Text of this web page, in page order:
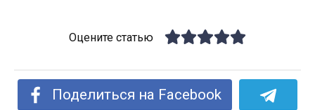
Оцените статью
Поделиться на Facebook